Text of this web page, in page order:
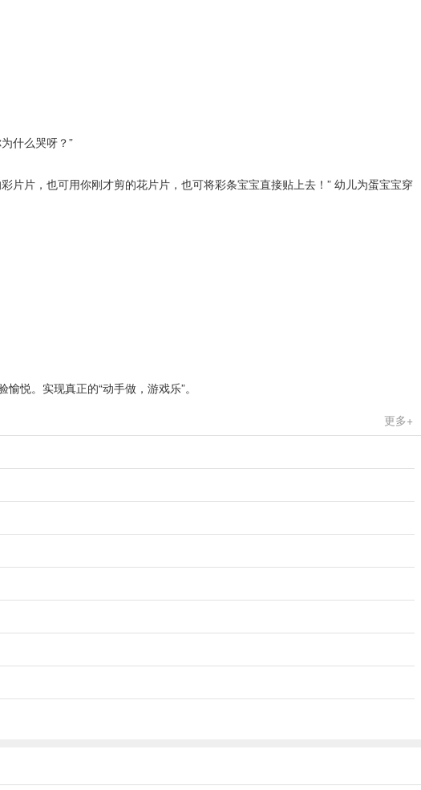
什么哭呀？”
片，也可用你刚才剪的花片片，也可将彩条宝宝直接贴上去！” 幼儿为蛋宝宝穿
悦。实现真正的“动手做，游戏乐”。
更多+